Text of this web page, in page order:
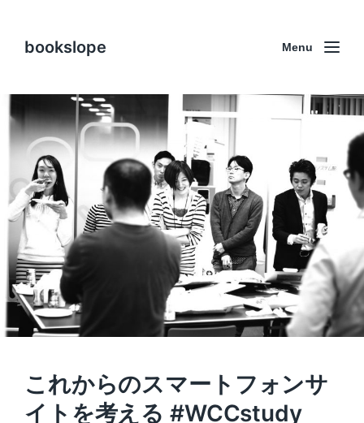
bookslope Menu
これからのスマートフォンサ
イトを考える #WCCstudy